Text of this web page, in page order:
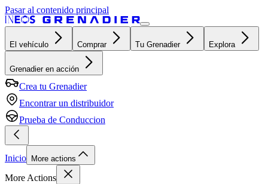
Pasar al contenido principal
El vehículo Comprar Tu Grenadier Explora
Grenadier en acción
Crea tu Grenadier
Encontrar un distribuidor
Prueba de Conduccion
Inicio More actions
More Actions